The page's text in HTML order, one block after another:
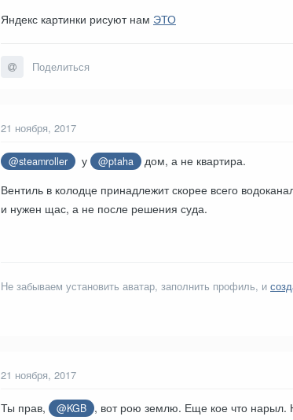
Яндекс картинки рисуют нам ЭТО
Поделиться
21 ноября, 2017
@steamroller у @ptaha
дом, а не квартира.
Вентиль в колодце принадлежит скорее всего
и нужен щас, а не после решения суда.
Не забываем установить аватар, заполнить профиль, и
21 ноября, 2017
Ты прав, @KGB
, вот рою землю. Еще кое что нарыл.